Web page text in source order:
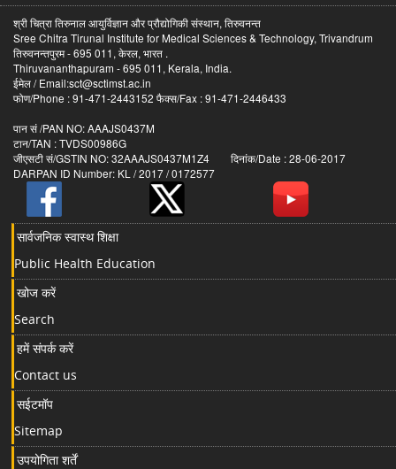
श्री चित्रा तिरुनाल आयुर्विज्ञान और प्रौद्योगिकी संस्थान, तिरुवनन्त
Sree Chitra Tirunal Institute for Medical Sciences & Technology, Trivandrum
तिरुवनन्तपुरम - 695 011, केरल, भारत .
Thiruvananthapuram - 695 011, Kerala, India.
ईमेल / Email:sct@sctimst.ac.in
फोण/Phone : 91-471-2443152 फैक्स/Fax : 91-471-2446433
पान सं /PAN NO: AAAJS0437M
टान/TAN : TVDS00986G
जीएसटी सं/GSTIN NO: 32AAAJS0437M1Z4 दिनांक/Date : 28-06-2017
DARPAN ID Number: KL / 2017 / 0172577
सार्वजनिक स्वास्थ शिक्षा
Public Health Education
खोज करें
Search
हमें संपर्क करें
Contact us
सईटमॉप
Sitemap
उपयोगिता शर्तें